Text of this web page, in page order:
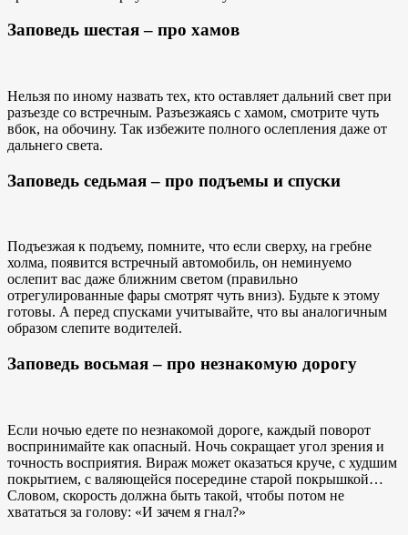
Заповедь шестая – про хамов
Нельзя по иному назвать тех, кто оставляет дальний свет при
разъезде со встречным. Разъезжаясь с хамом, смотрите чуть
вбок, на обочину. Так избежите полного ослепления даже от
дальнего света.
Заповедь седьмая – про подъемы и спуски
Подъезжая к подъему, помните, что если сверху, на гребне
холма, появится встречный автомобиль, он неминуемо
ослепит вас даже ближним светом (правильно
отрегулированные фары смотрят чуть вниз). Будьте к этому
готовы. А перед спусками учитывайте, что вы аналогичным
образом слепите водителей.
Заповедь восьмая – про незнакомую дорогу
Если ночью едете по незнакомой дороге, каждый поворот
воспринимайте как опасный. Ночь сокращает угол зрения и
точность восприятия. Вираж может оказаться круче, с худшим
покрытием, с валяющейся посередине старой покрышкой…
Словом, скорость должна быть такой, чтобы потом не
хвататься за голову: «И зачем я гнал?»